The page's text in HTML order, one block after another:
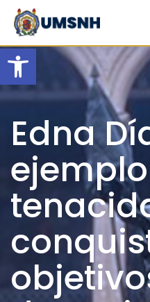
Open toolbar
Skip
content
Edna